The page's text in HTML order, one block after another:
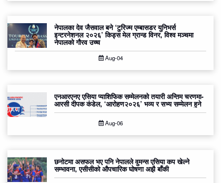
नेपालका देव जैसवाल बने ‘टुरिज्म एम्बासडर युनिभर्स
इन्टरनेशनल २०२६’ किड्स मेल ग्रान्ड विनर, विश्व मञ्चमा
नेपालको गौरव उच्च
Aug-04
एनआरएनए एसिया प्याशिफिक सम्मेलनको तयारी अन्तिम चरणमा-
आरसी दीपक कंडेल, ‘आरोहण२०२६’ भव्य र सभ्य सम्मेलन हुने
Aug-06
छनोटमा असफल भए पनि नेपालले वुमन्स एसिया कप खेल्ने
सम्भावना, एसीसीको औपचारिक घोषणा अझै बाँकी